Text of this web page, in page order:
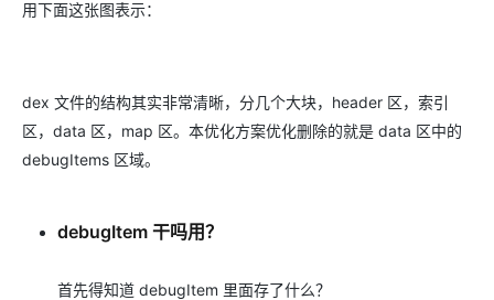
用下面这张图表示：
dex 文件的结构其实非常清晰，分几个大块，header 区，索引
区，data 区，map 区。本优化方案优化删除的就是 data 区中的
debugItems 区域。
debugItem 干吗用？
首先得知道 debugItem 里面存了什么？